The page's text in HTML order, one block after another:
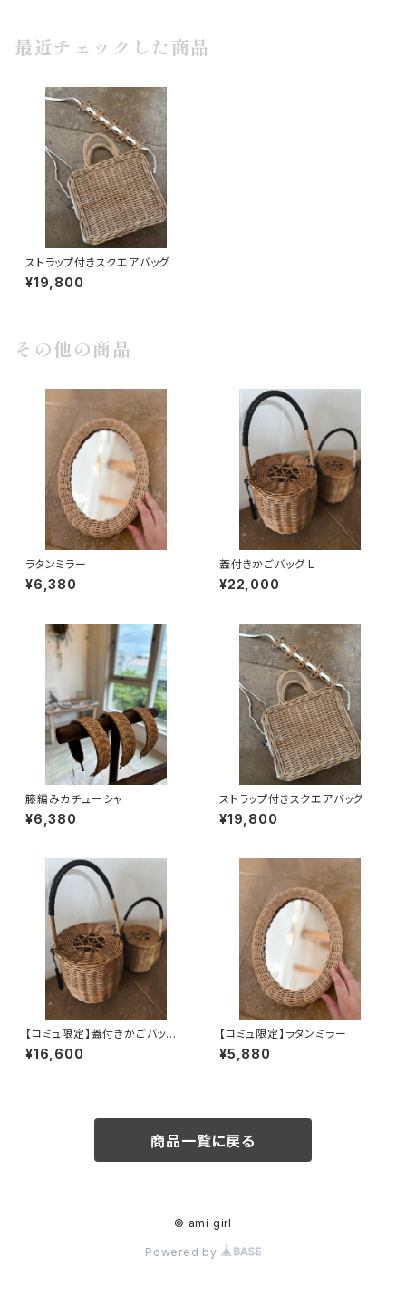
最近チェックした商品
ストラップ付きスクエアバッグ
¥19,800
その他の商品
ラタンミラー
¥6,380
蓋付きかごバッグ L
¥22,000
籐編みカチューシャ
¥6,380
ストラップ付きスクエアバッグ
¥19,800
【コミュ限定】蓋付きかごバッグ
S
¥16,600
【コミュ限定】ラタンミラー
¥5,880
商品一覧に戻る
© ami girl
Powered by